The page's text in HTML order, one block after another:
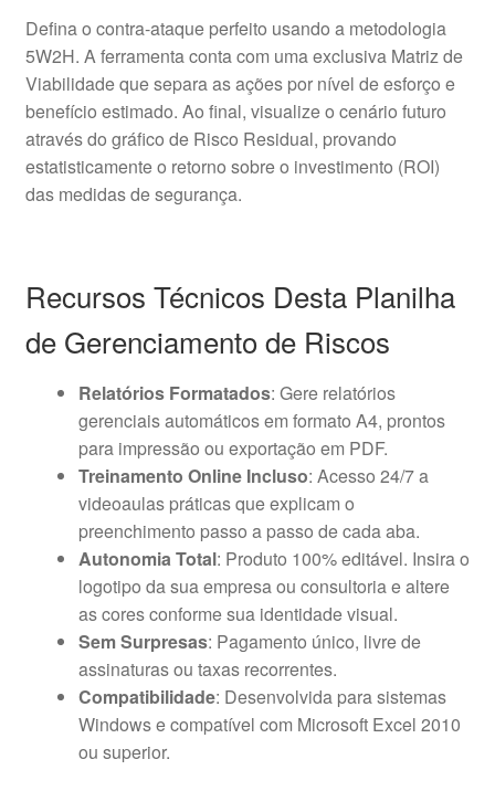
Defina o contra-ataque perfeito usando a metodologia
5W2H. A ferramenta conta com uma exclusiva Matriz de
Viabilidade que separa as ações por nível de esforço e
benefício estimado. Ao final, visualize o cenário futuro
através do gráfico de Risco Residual, provando
estatisticamente o retorno sobre o investimento (ROI)
das medidas de segurança.
Recursos Técnicos Desta Planilha
de Gerenciamento de Riscos
Relatórios Formatados: Gere relatórios
gerenciais automáticos em formato A4, prontos
para impressão ou exportação em PDF.
Treinamento Online Incluso: Acesso 24/7 a
videoaulas práticas que explicam o
preenchimento passo a passo de cada aba.
Autonomia Total: Produto 100% editável. Insira o
logotipo da sua empresa ou consultoria e altere
as cores conforme sua identidade visual.
Sem Surpresas: Pagamento único, livre de
assinaturas ou taxas recorrentes.
Compatibilidade: Desenvolvida para sistemas
Windows e compatível com Microsoft Excel 2010
ou superior.